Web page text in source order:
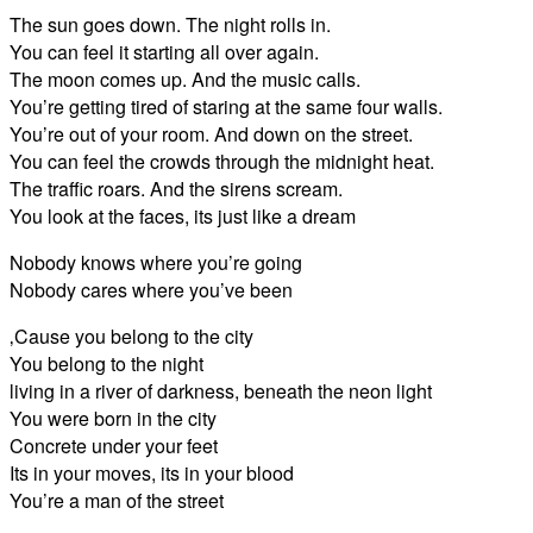
The sun goes down. The night rolls in.
You can feel it starting all over again.
The moon comes up. And the music calls.
You’re getting tired of staring at the same four walls.
You’re out of your room. And down on the street.
You can feel the crowds through the midnight heat.
The traffic roars. And the sirens scream.
You look at the faces, its just like a dream
Nobody knows where you’re going
Nobody cares where you’ve been
‚Cause you belong to the city
You belong to the night
living in a river of darkness, beneath the neon light
You were born in the city
Concrete under your feet
Its in your moves, its in your blood
You’re a man of the street